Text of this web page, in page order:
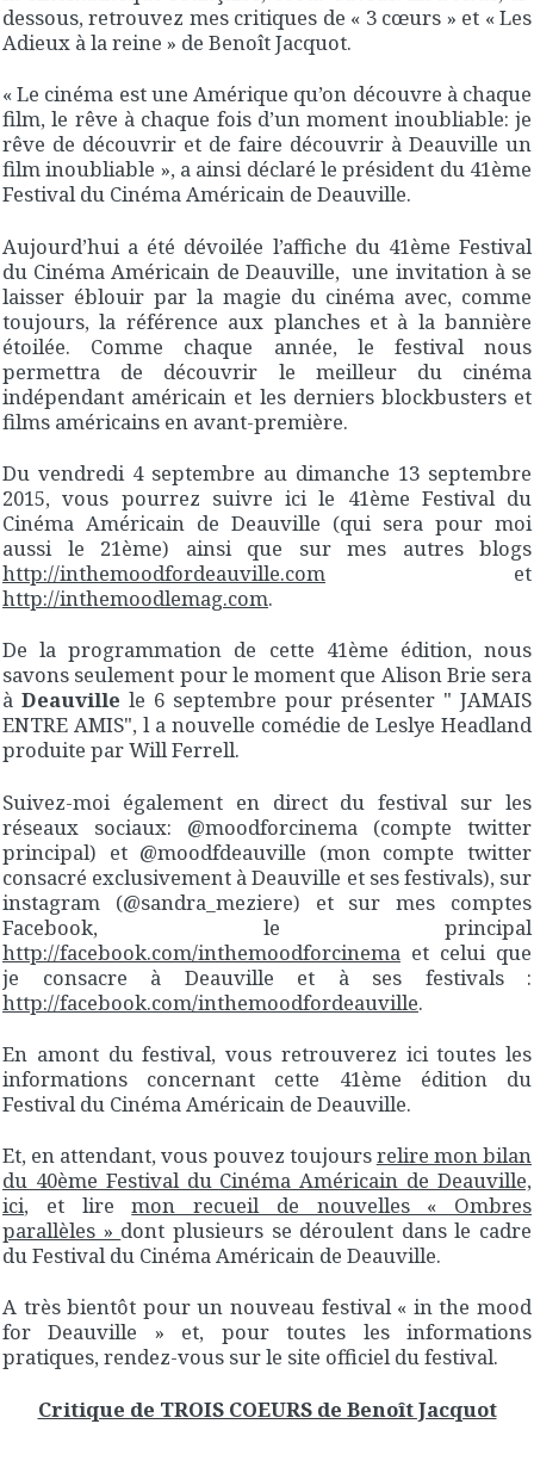
dessous, retrouvez mes critiques de « 3 cœurs » et « Les
Adieux à la reine » de Benoît Jacquot.
« Le cinéma est une Amérique qu’on découvre à chaque
film, le rêve à chaque fois d’un moment inoubliable: je
rêve de découvrir et de faire découvrir à Deauville un
film inoubliable », a ainsi déclaré le président du 41ème
Festival du Cinéma Américain de Deauville.
Aujourd’hui a été dévoilée l’affiche du 41ème Festival
du Cinéma Américain de Deauville, une invitation à se
laisser éblouir par la magie du cinéma avec, comme
toujours, la référence aux planches et à la bannière
étoilée. Comme chaque année, le festival nous
permettra de découvrir le meilleur du cinéma
indépendant américain et les derniers blockbusters et
films américains en avant-première.
Du vendredi 4 septembre au dimanche 13 septembre
2015, vous pourrez suivre ici le 41ème Festival du
Cinéma Américain de Deauville (qui sera pour moi
aussi le 21ème) ainsi que sur mes autres blogs
http://inthemoodfordeauville.com et
http://inthemoodlemag.com.
De la programmation de cette 41ème édition, nous
savons seulement pour le moment que Alison Brie sera
à Deauville le 6 septembre pour présenter " JAMAIS
ENTRE AMIS", l a nouvelle comédie de Leslye Headland
produite par Will Ferrell.
Suivez-moi également en direct du festival sur les
réseaux sociaux: @moodforcinema (compte twitter
principal) et @moodfdeauville (mon compte twitter
consacré exclusivement à Deauville et ses festivals), sur
instagram (@sandra_meziere) et sur mes comptes
Facebook, le principal
http://facebook.com/inthemoodforcinema et celui que
je consacre à Deauville et à ses festivals :
http://facebook.com/inthemoodfordeauville.
En amont du festival, vous retrouverez ici toutes les
informations concernant cette 41ème édition du
Festival du Cinéma Américain de Deauville.
Et, en attendant, vous pouvez toujoursrelire mon bilan
du 40ème Festival du Cinéma Américain de Deauville,
ici, et liremon recueil de nouvelles « Ombres
parallèles » dont plusieurs se déroulent dans le cadre
du Festival du Cinéma Américain de Deauville.
A très bientôt pour un nouveau festival « in the mood
for Deauville » et, pour toutes les informations
pratiques, rendez-vous sur le site officiel du festival.
Critique de TROIS COEURS de Benoît Jacquot